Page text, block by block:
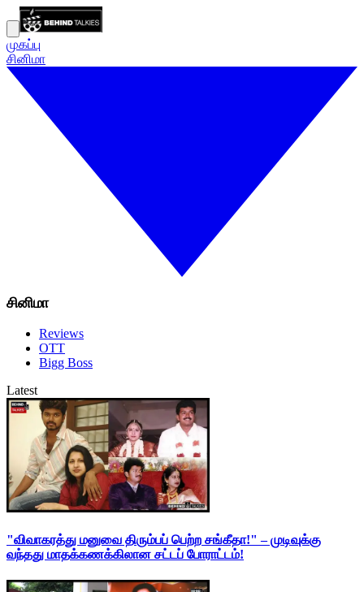
முகப்பு
சினிமா
சினிமா
Reviews
OTT
Bigg Boss
Latest
"விவாகரத்து மனுவை திரும்பப் பெற்ற சங்கீதா!" – முடிவுக்கு
வந்தது மாதக்கணக்கிலான சட்டப் போராட்டம்!